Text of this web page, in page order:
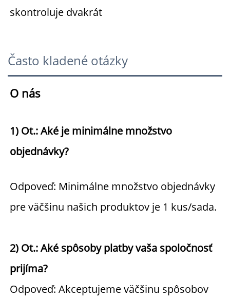
skontroluje dvakrát
Často kladené otázky
O nás
1) Ot.: Aké je minimálne množstvo
objednávky?
Odpoveď: Minimálne množstvo objednávky
pre väčšinu našich produktov je 1 kus/sada.
2) Ot.: Aké spôsoby platby vaša spoločnosť
prijíma?
Odpoveď: Akceptujeme väčšinu spôsobov